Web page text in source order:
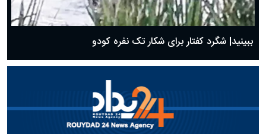
ببینید| شگرد کفتار برای شکار تک نفره کودو